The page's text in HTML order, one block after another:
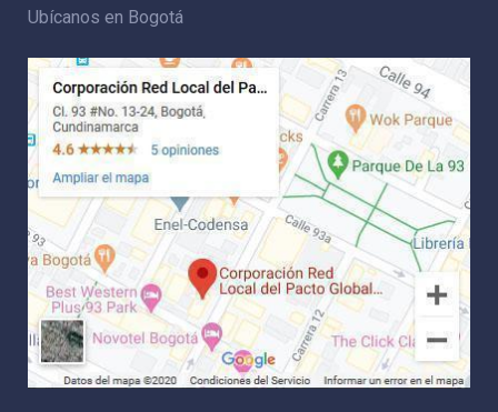
Ubícanos en Bogotá